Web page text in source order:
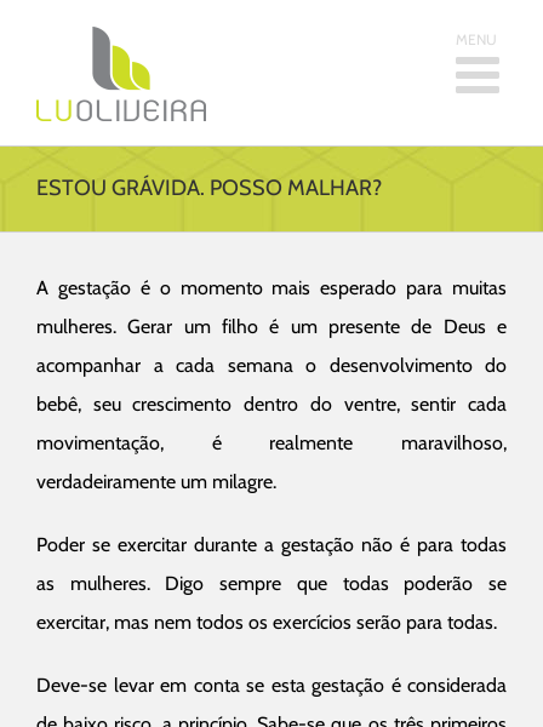
ESTOU GRÁVIDA. POSSO MALHAR?
A gestação é o momento mais esperado para muitas
mulheres. Gerar um filho é um presente de Deus e
acompanhar a cada semana o desenvolvimento do
bebê, seu crescimento dentro do ventre, sentir cada
movimentação, é realmente maravilhoso,
verdadeiramente um milagre.
Poder se exercitar durante a gestação não é para todas
as mulheres. Digo sempre que todas poderão se
exercitar, mas nem todos os exercícios serão para todas.
Deve-se levar em conta se esta gestação é considerada